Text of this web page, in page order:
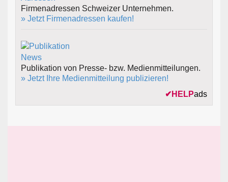
Firmenadressen Schweizer Unternehmen.
» Jetzt Firmenadressen kaufen!
Publikation von Presse- bzw. Medienmitteilungen.
» Jetzt Ihre Medienmitteilung publizieren!
✔ HELPads